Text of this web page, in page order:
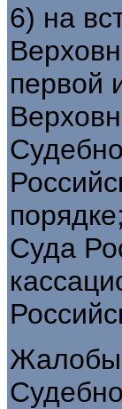
6) на
первой
Суда